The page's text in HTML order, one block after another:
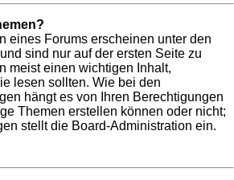
eines Forums erscheinen unter den
sind nur auf der ersten Seite zu
meist einen wichtigen Inhalt,
lesen sollten. Wie bei den
hängt es von Ihren Berechtigungen
Themen erstellen können oder nicht;
stellt die Board-Administration ein.